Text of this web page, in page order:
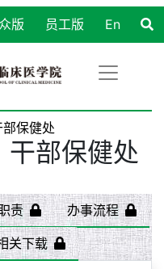
En
员工版
版
部保健处
干部保健处
责 办事流程
关下载